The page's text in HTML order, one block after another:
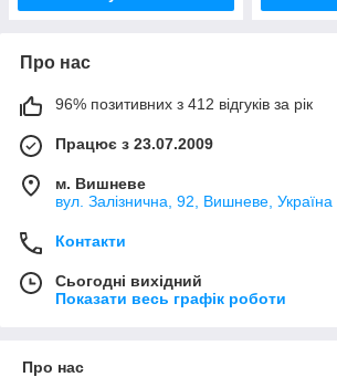
Про нас
96% позитивних з 412 відгуків за рік
Працює з 23.07.2009
м. Вишневе
вул. Залізнична, 92, Вишневе, Україна
Контакти
Сьогодні вихідний
Показати весь графік роботи
Про нас